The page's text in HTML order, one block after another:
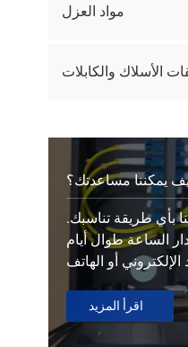
مواد العزل
الأسلاك والكابلات
يمكننا مساعدتك؟
بأي طريقة تناسبك.
الساعة طوال أيام